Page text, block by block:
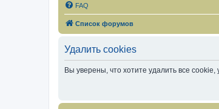
FAQ
Список форумов
Удалить cookies
Вы уверены, что хотите удалить все